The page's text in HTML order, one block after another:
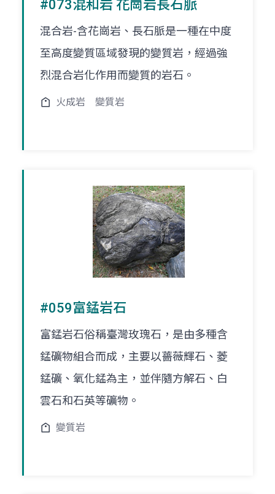
#073混和岩 花崗岩長石脈
混合岩-含花崗岩、長石脈是一種在中度
至高度變質區域發現的變質岩，經過強
烈混合岩化作用而變質的岩石。
火成岩 變質岩
#059富錳岩石
富錳岩石俗稱臺灣玫瑰石，是由多種含
錳礦物組合而成，主要以薔薇輝石、菱
錳礦、氧化錳為主，並伴隨方解石、白
雲石和石英等礦物。
變質岩